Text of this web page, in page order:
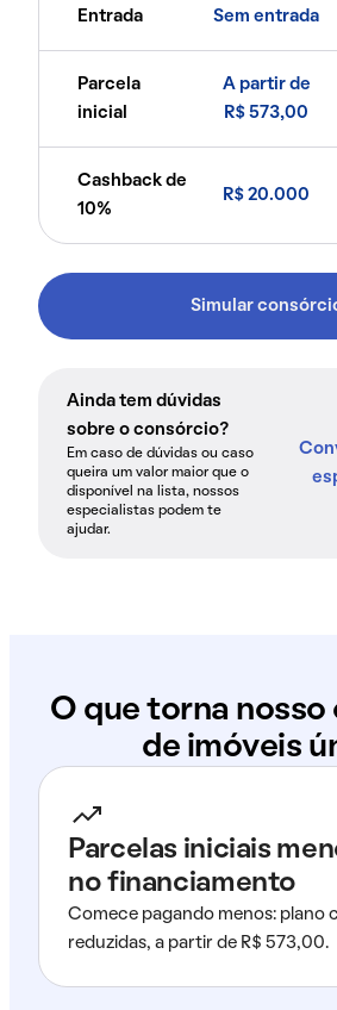
Entrada Sem entrada
Parcela
inicial
A partir de
R$ 573,00
Cashback de
10%
R$ 20.000
Simular
Ainda tem dúvidas
sobre o consórcio?
Em caso de dúvidas ou caso
queira um valor maior que o
disponível na lista, nossos
especialistas podem te
ajudar.
O que torna
de imóveis
Parcelas iniciais
no financiamento
Comece pagando menos: plano
reduzidas, a partir de R$ 573,00.